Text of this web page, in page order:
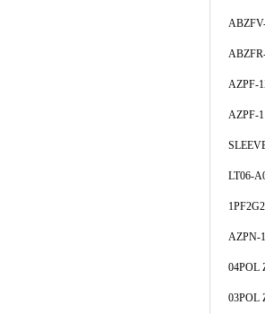
AZPF-
AZPF-
LT06-
AZPN-
04POL
03POL